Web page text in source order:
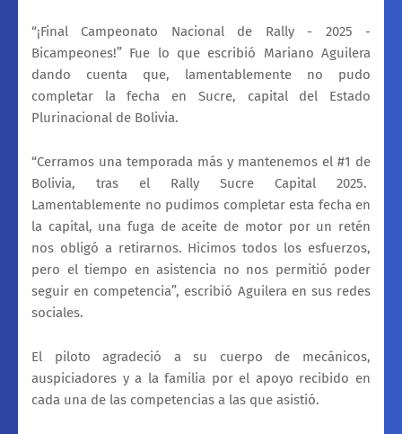
“¡Final Campeonato Nacional de Rally - 2025 -
Bicampeones!” Fue lo que escribió Mariano Aguilera
dando cuenta que, lamentablemente no pudo
completar la fecha en Sucre, capital del Estado
Plurinacional de Bolivia.
“Cerramos una temporada más y mantenemos el #1 de
Bolivia, tras el Rally Sucre Capital 2025.
Lamentablemente no pudimos completar esta fecha en
la capital, una fuga de aceite de motor por un retén
nos obligó a retirarnos. Hicimos todos los esfuerzos,
pero el tiempo en asistencia no nos permitió poder
seguir en competencia”, escribió Aguilera en sus redes
sociales.
El piloto agradeció a su cuerpo de mecánicos,
auspiciadores y a la familia por el apoyo recibido en
cada una de las competencias a las que asistió.